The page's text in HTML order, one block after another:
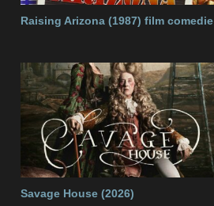
Raising Arizona (1987) film comedie
Savage House (2026)